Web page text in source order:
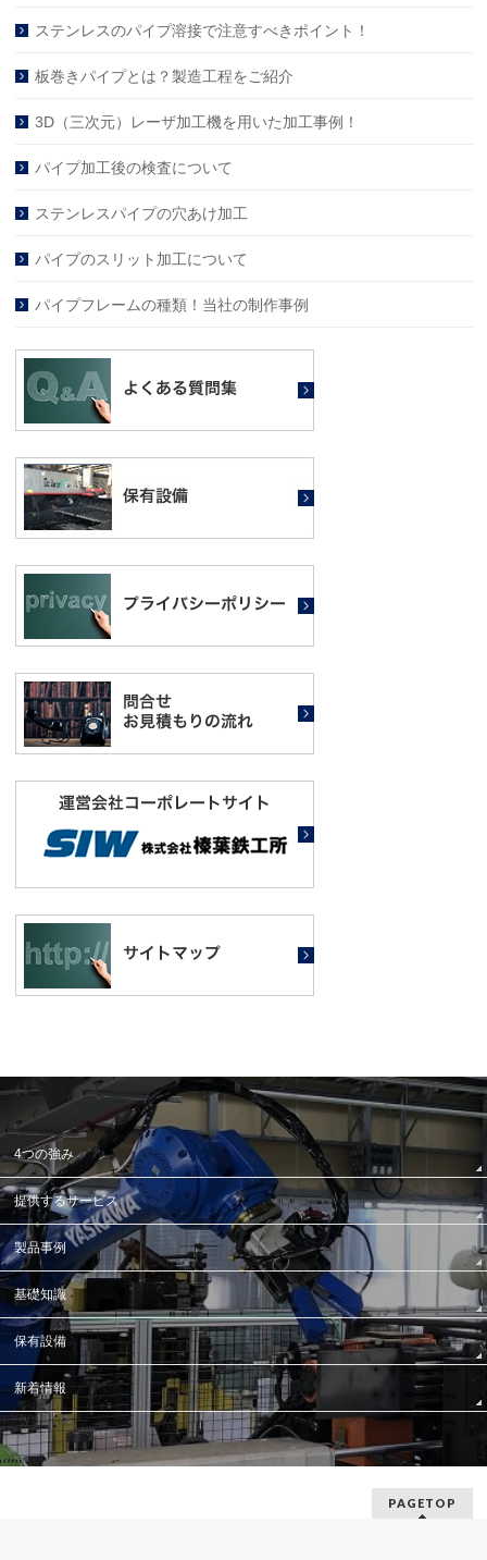
ステンレスのパイプ溶接で注意すべきポイント！
板巻きパイプとは？製造工程をご紹介
3D（三次元）レーザ加工機を用いた加工事例！
パイプ加工後の検査について
ステンレスパイプの穴あけ加工
パイプのスリット加工について
パイプフレームの種類！当社の制作事例
4つの強み
提供するサービス
製品事例
基礎知識
保有設備
新着情報
PAGETOP